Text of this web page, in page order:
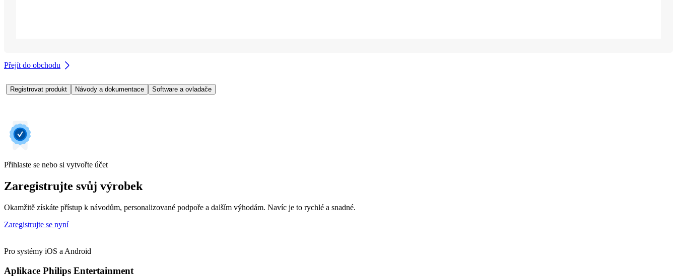
Přejít do obchodu
Registrovat produkt Návody a dokumentace Software a ovladače
Přihlaste se nebo si vytvořte účet
Zaregistrujte svůj výrobek
Okamžitě získáte přístup k návodům, personalizované podpoře a dalším výhodám. Navíc je to rychlé a snadné.
Zaregistrujte se nyní
Pro systémy iOS a Android
Aplikace Philips Entertainment